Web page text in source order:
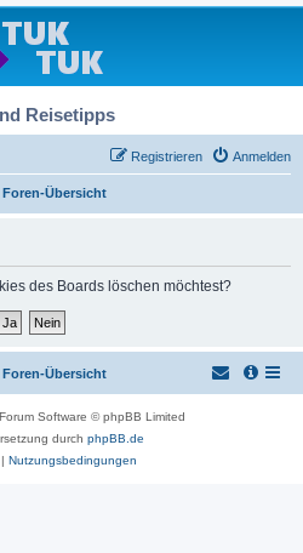
Reisetipps
Anmelden
Registrieren
Foren-Übersicht
des Boards löschen möchtest?
Foren-Übersicht
Software © phpBB Limited
durch phpBB.de
Nutzungsbedingungen